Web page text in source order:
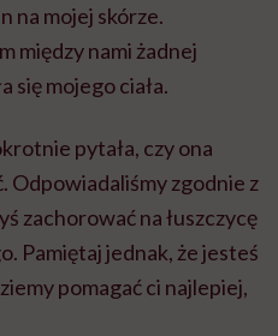
na mojej skórze.
między nami żadnej
się mojego ciała.
pytała, czy ona
Odpowiadaliśmy zgodnie z
zachorować na łuszczycę
Pamiętaj jednak, że jesteś
pomagać ci najlepiej,